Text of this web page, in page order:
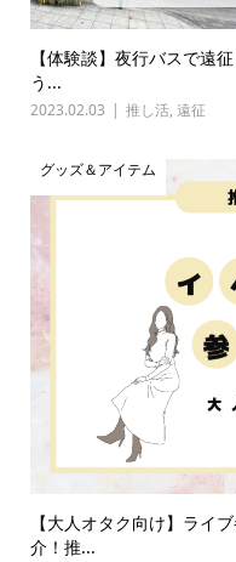
【体験談】夜行バスで遠
う...
2023.02.03 推し活, 遠征
グッズ＆アイテム
【大人オタク向け】ライ
介！推...